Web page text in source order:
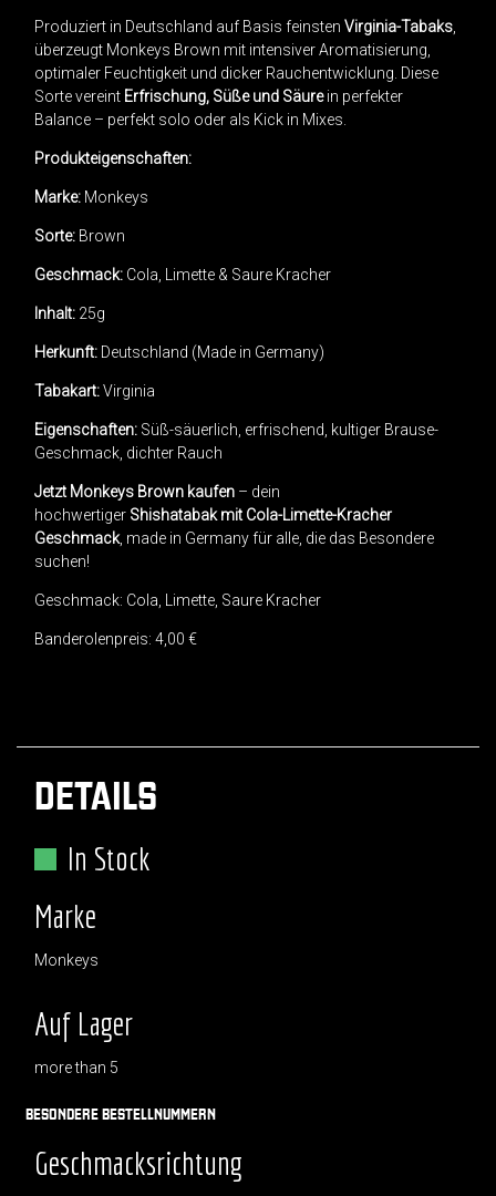
Produziert in Deutschland auf Basis feinsten Virginia-Tabaks
überzeugt Monkeys Brown mit intensiver Aromatisierung,
optimaler Feuchtigkeit und dicker Rauchentwicklung. Diese
Sorte vereint Erfrischung, Süße und Säurein perfekter
Balance – perfekt solo oder als Kick in Mixes.
Produkteigenschaften:
Marke: Monkeys
Sorte: Brown
Geschmack: Cola, Limette & Saure Kracher
Inhalt: 25g
Herkunft: Deutschland (Made in Germany)
Tabakart:Virginia
Eigenschaften: Süß-säuerlich, erfrischend, kultiger Brause-
Geschmack, dichter Rauch
Jetzt Monkeys Brown kaufen – dein
hochwertiger Shishatabak mit Cola-Limette-Kracher
Geschmack, made in Germany für alle, die das Besondere
suchen!
Geschmack: Cola, Limette, Saure Kracher
Banderolenpreis: 4,00 €
DETAILS
In Stock
Marke
Monkeys
Auf Lager
more than 5
BESONDERE BESTELLNUMMERN
Geschmacksrichtung